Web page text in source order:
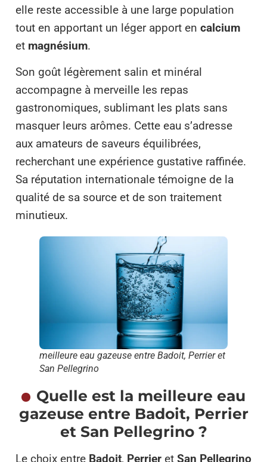
elle reste accessible à une large population
tout en apportant un léger apport en calcium
et magnésium.
Son goût légèrement salin et minéral
accompagne à merveille les repas
gastronomiques, sublimant les plats sans
masquer leurs arômes. Cette eau s’adresse
aux amateurs de saveurs équilibrées,
recherchant une expérience gustative raffinée.
Sa réputation internationale témoigne de la
qualité de sa source et de son traitement
minutieux.
meilleure eau gazeuse entre Badoit, Perrier et
San Pellegrino
Quelle est la meilleure eau
gazeuse entre Badoit, Perrier
et San Pellegrino ?
Le choix entre Badoit, Perrier et San Pellegrino